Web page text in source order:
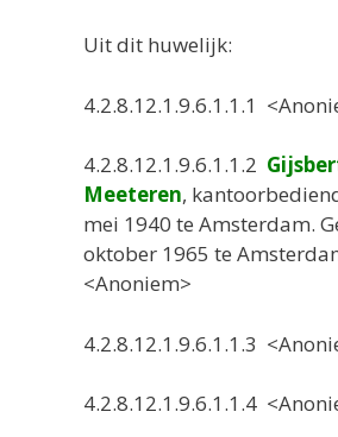
Uit dit huwelijk:
4.2.8.12.1.9.6.1.1.1
4.2.8.12.1.9.6.1.1.2
Meeteren,
mei 1940 te Amsterdam.
oktober 1965 te
<Anoniem>
4.2.8.12.1.9.6.1.1.3
4.2.8.12.1.9.6.1.1.4